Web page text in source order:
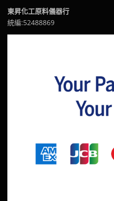
東昇化工原料儀器行
統編:52488869